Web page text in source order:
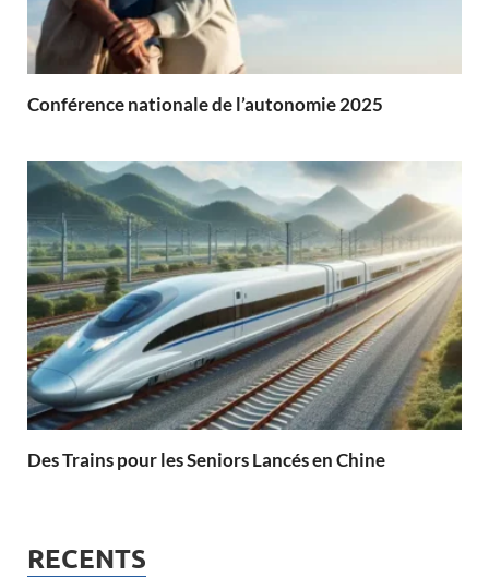
Conférence nationale de l’autonomie 2025
Des Trains pour les Seniors Lancés en Chine
RECENTS